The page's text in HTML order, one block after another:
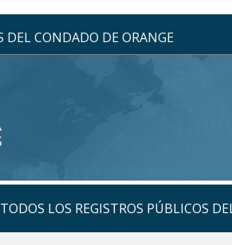
DEL CONDADO DE ORANGE
TODOS LOS REGISTROS PÚBLICOS